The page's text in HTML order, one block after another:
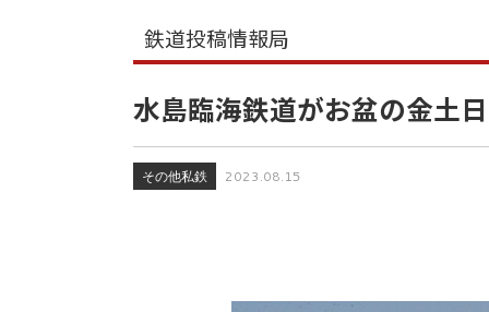
鉄道投稿情報局
水島臨海鉄道がお盆の金土
その他私鉄 2023.08.15